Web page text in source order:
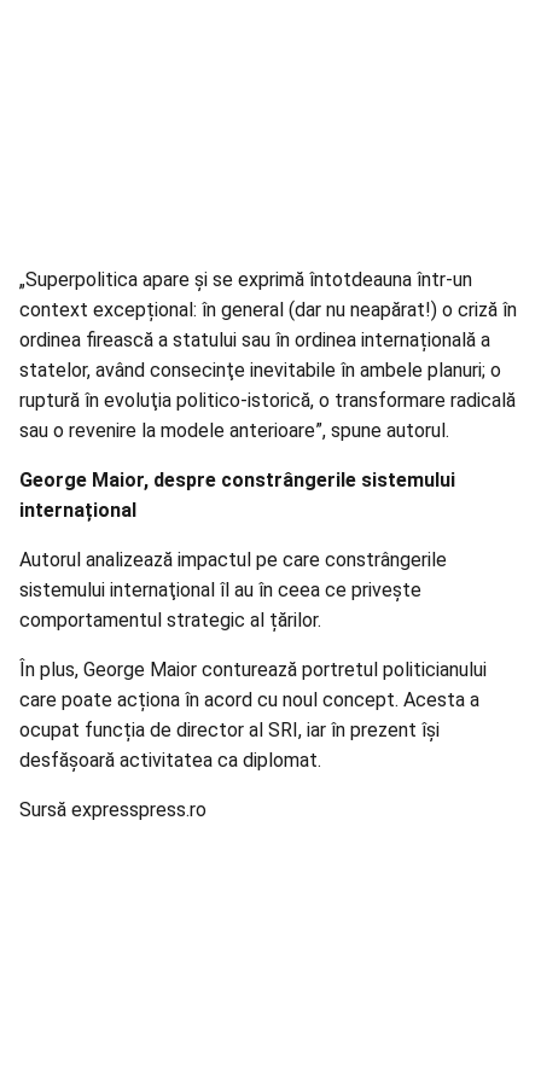
„Superpolitica apare şi se exprimă întotdeauna într-un
context excepțional: în general (dar nu neapărat!) o criză în
ordinea firească a statului sau în ordinea internațională a
statelor, având consecinţe inevitabile în ambele planuri; o
ruptură în evoluţia politico-istorică, o transformare radicală
sau o revenire la modele anterioare”, spune autorul.
George Maior, despre constrângerile sistemului
internațional
Autorul analizează impactul pe care constrângerile
sistemului internaţional îl au în ceea ce privește
comportamentul strategic al țărilor.
În plus, George Maior conturează portretul politicianului
care poate acționa în acord cu noul concept. Acesta a
ocupat funcția de director al SRI, iar în prezent își
desfășoară activitatea ca diplomat.
Sursă expresspress.ro